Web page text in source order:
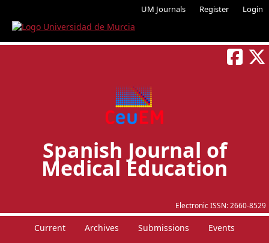
UM Journals Register Login
Electronic ISSN: 2660-8529
Spanish Journal of
Medical Education
Current Archives Submissions Events